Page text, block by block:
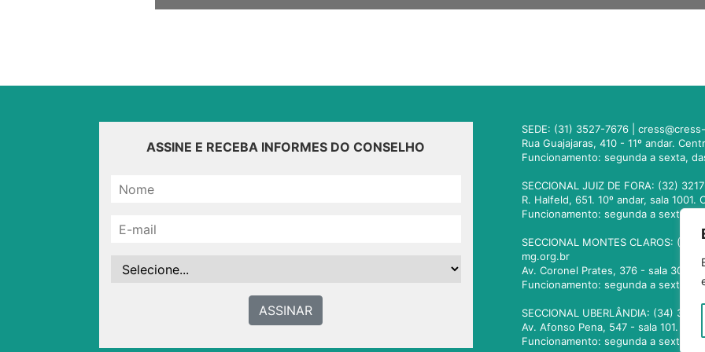
ASSINE E RECEBA INFORMES DO CONSELHO
ASSINAR
SEDE: (31) 3527-7676 |
Rua Guajajaras, 410 - 11º andar.
Funcionamento: segunda a sexta,
SECCIONAL JUIZ DE FORA: (32)
R. Halfeld, 651. 10º andar, sala
Funcionamento: segunda a sexta,
SECCIONAL MONTES CLAROS:
mg.org.br
Av. Coronel Prates, 376 - sala 301.
Funcionamento: segunda a sexta,
SECCIONAL UBERLÂNDIA: (34)
Av. Afonso Pena, 547 - sala 101.
Funcionamento: segunda a sexta,